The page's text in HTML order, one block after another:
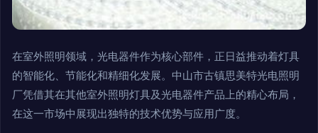
在室外照明领域，光电器件作为核心部件，正日益推动着灯具
的智能化、节能化和精细化发展。中山市古镇思美特光电照明
厂凭借其在其他室外照明灯具及光电器件产品上的精心布局，
在这一市场中展现出独特的技术优势与应用广度。